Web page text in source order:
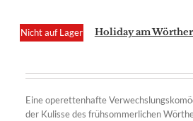
Nicht auf Lager Holiday am
Eine operettenhafte
der Kulisse des frühsommerlichen